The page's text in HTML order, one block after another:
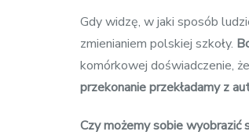
Gdy widzę, w jaki sposób
zmienianiem polskiej szkoły.
komórkowej doświadczenie,
przekonanie przekładamy z
Czy możemy sobie wyobrazić